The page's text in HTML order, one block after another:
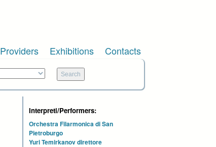
Providers Exhibitions Contacts
Interpreti/Performers:
Orchestra Filarmonica di San
Pietroburgo
Yuri Temirkanov direttore